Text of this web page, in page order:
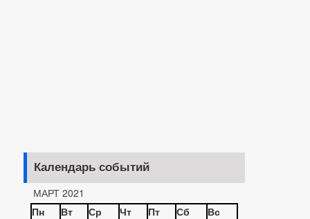
Календарь событий
МАРТ 2021
Пн
Вт Ср Чт Пт Сб Вс